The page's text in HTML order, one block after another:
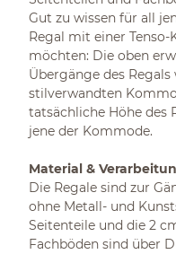
Gut zu wissen für all
Regal mit einer
möchten: Die oben
Übergänge des
stilverwandten
tatsächliche Höhe des
jene der Kommode.
Material &
Die Regale sind zur
ohne Metall- und
Seitenteile und die 2
Fachböden sind über